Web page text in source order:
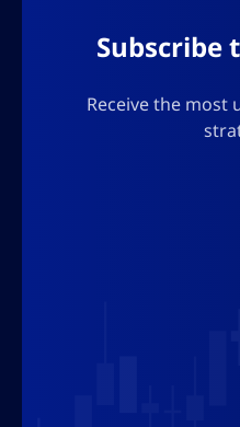
Subscribe
Receive the most